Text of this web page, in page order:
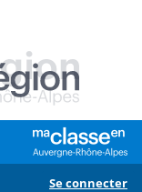
Se connecter